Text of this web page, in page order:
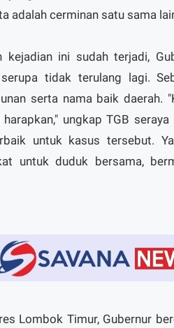
adalah cerminan satu sama
kejadian ini sudah terjadi,
tidak terulang lagi.
serta nama baik daerah.
ungkap TGB
untuk kasus tersebut.
untuk duduk bersama,
Lombok Timur, Gubernur